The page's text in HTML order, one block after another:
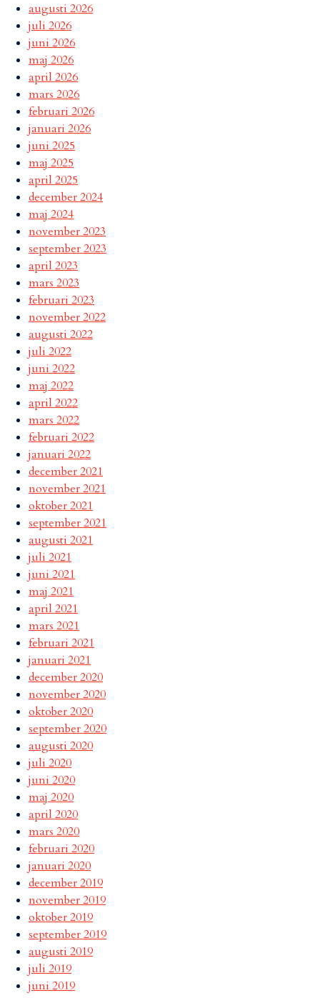
augusti 2026
juli 2026
juni 2026
maj 2026
april 2026
mars 2026
februari 2026
januari 2026
juni 2025
maj 2025
april 2025
december 2024
maj 2024
november 2023
september 2023
april 2023
mars 2023
februari 2023
november 2022
augusti 2022
juli 2022
juni 2022
maj 2022
april 2022
mars 2022
februari 2022
januari 2022
december 2021
november 2021
oktober 2021
september 2021
augusti 2021
juli 2021
juni 2021
maj 2021
april 2021
mars 2021
februari 2021
januari 2021
december 2020
november 2020
oktober 2020
september 2020
augusti 2020
juli 2020
juni 2020
maj 2020
april 2020
mars 2020
februari 2020
januari 2020
december 2019
november 2019
oktober 2019
september 2019
augusti 2019
juli 2019
juni 2019